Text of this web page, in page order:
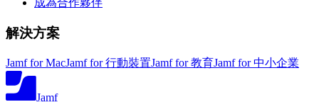
成為合作夥伴
解決方案
Jamf for MacJamf for 行動裝置Jamf for 教育Jamf for 中小企業
Jamf